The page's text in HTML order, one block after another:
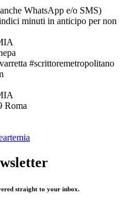
WhatsApp e/o SMS)
minuti in anticipo per non
#scrittoremetropolitano
Roma
straight to your inbox.